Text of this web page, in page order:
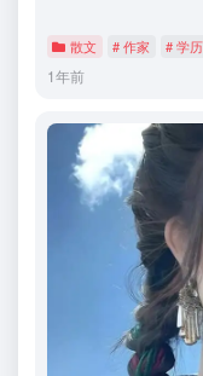
散文 # 作家 # 学历
1年前